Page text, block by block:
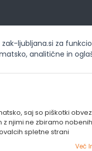
saj so piškotki
z njimi ne zbiramo
spletne strani
Več
ljubljana.si za
analitične in
po kategorijah